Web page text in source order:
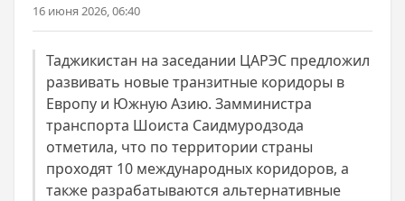
16 июня 2026, 06:40
Таджикистан на заседании ЦАРЭС предложил
развивать новые транзитные коридоры в
Европу и Южную Азию. Замминистра
транспорта Шоиста Саидмуродзода
отметила, что по территории страны
проходят 10 международных коридоров, а
также разрабатываются альтернативные